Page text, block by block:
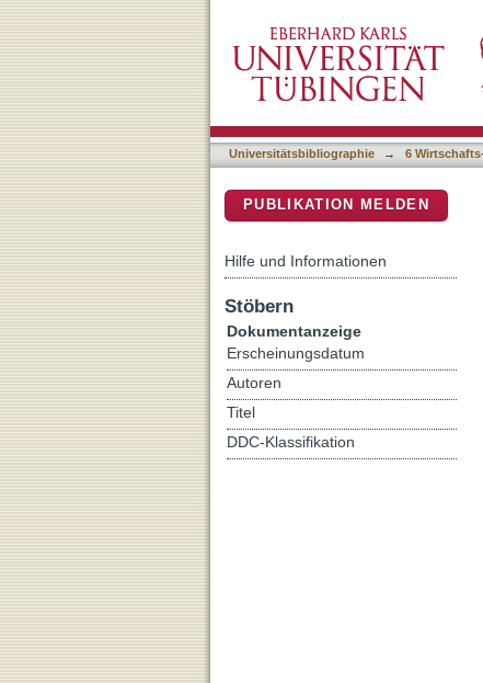
Konkurrenz
Universitätsbibliographie → 6
PUBLIKATION MELDEN
Hilfe und Informationen
Stöbern
Dokumentanzeige
Erscheinungsdatum
Autoren
Titel
DDC-Klassifikation